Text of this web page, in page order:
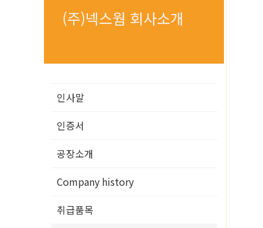
(주)넥스웜 회사소개
인사말
인증서
공장소개
Company history
취급품목